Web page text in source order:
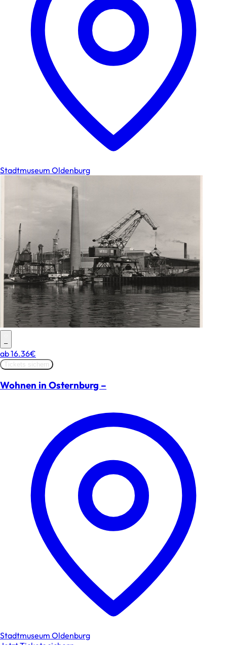
Stadtmuseum Oldenburg
–
ab16.36€
Tickets sichern
Wohnen in Osternburg –
Stadtmuseum Oldenburg